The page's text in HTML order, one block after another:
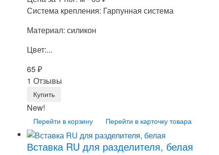
Система крепления: Гарпунная система
Материал: силикон
Цвет:...
65₽
1 Отзывы
New!
Перейти в корзину Перейти в карточку товара
Вставка RU для разделителя, белая